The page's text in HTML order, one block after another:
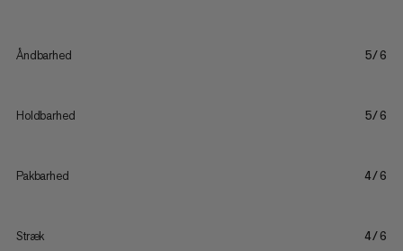
Åndbarhed 5/6
Holdbarhed 5/6
Pakbarhed 4/6
Stræk 4/6